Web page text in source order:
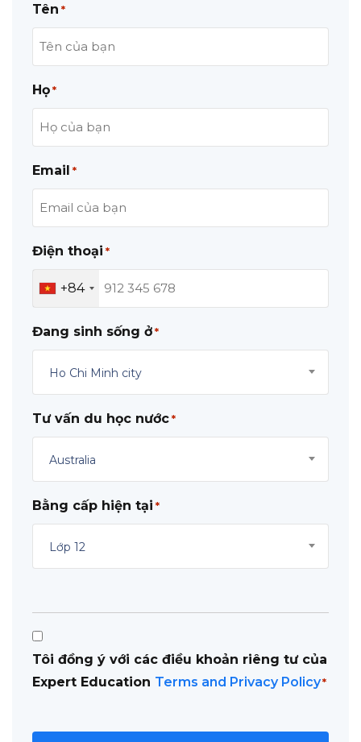
Tên *
Họ *
Email *
Điện thoại *
+84
Đang sinh sống ở *
Ho Chi Minh city
Tư vấn du học nước *
Australia
Bằng cấp hiện tại *
Lớp 12
Consent
*
Tôi đồng ý với các điều khoản riêng tư của
Expert Education Terms and Privacy Policy*